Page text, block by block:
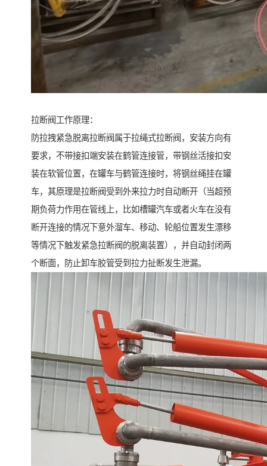
拉断阀工作原理：
防拉拽紧急脱离拉断阀属于拉绳式拉断阀，安装方向有
要求，不带接扣端安装在鹤管连接管，带钢丝活接扣安
装在软管位置，在罐车与鹤管连接时，将钢丝绳挂在罐
车，其原理是拉断阀受到外来拉力时自动断开（当超预
期负荷力作用在管线上，比如槽罐汽车或者火车在没有
断开连接的情况下意外溜车、移动、轮船位置发生漂移
等情况下触发紧急拉断阀的脱离装置），并自动封闭两
个断面，防止卸车胶管受到拉力扯断发生泄漏。